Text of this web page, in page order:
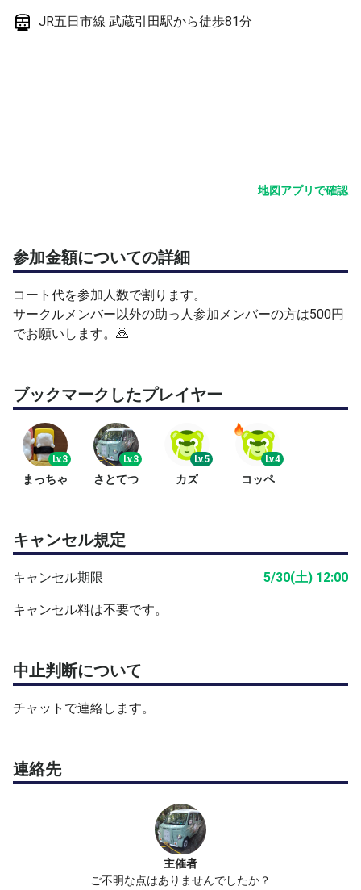
JR五日市線 武蔵引田駅から徒歩81分
地図アプリで確認
参加金額についての詳細
コート代を参加人数で割ります。
サークルメンバー以外の助っ人参加メンバーの方は500円
でお願いします。🙇
ブックマークしたプレイヤー
Lv.3
まっちゃ
Lv.3
さとてつ
Lv.5
カズ
Lv.4
コッペ
キャンセル規定
キャンセル期限 5/30(土) 12:00
キャンセル料は不要です。
中止判断について
チャットで連絡します。
連絡先
主催者
ご不明な点はありませんでしたか？